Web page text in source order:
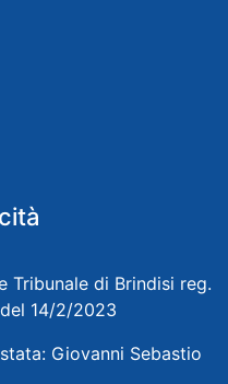
Tribunale di Brindisi reg.
14/2/2023
Giovanni Sebastio